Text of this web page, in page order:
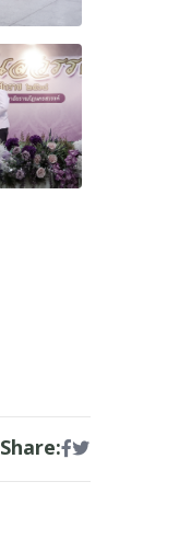
Share: